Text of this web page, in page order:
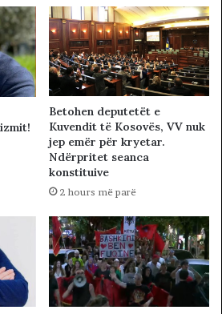
Betohen deputetët e
Kuvendit të Kosovës, VV nuk
jep emër për kryetar.
Ndërpritet seanca
konstituive
2 hours më parë